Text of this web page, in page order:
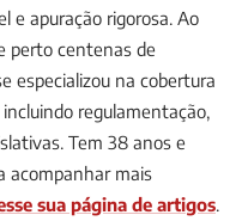
e apuração rigorosa. Ao
perto centenas de
especializou na cobertura
regulamentação,
Tem 38 anos e
acompanhar mais
sua página de artigos.